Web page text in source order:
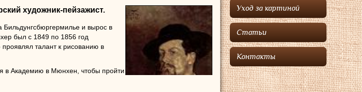
художник-пейзажист.
Бильдунгсбюргермилье и вырос в
был с 1849 по 1856 год
проявлял талант к рисованию в
в Академию в Мюнхен, чтобы пройти
Готфридом Штеффаном. В 1863
пробыл до 1865 года и был под
Уход за картиной
Статьи
Контакты